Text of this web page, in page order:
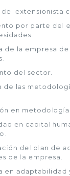
del extensionista
por parte del
de la empresa
del sector.
de las
en
en capital
del plan de
de la empresa.
en adaptabilidad